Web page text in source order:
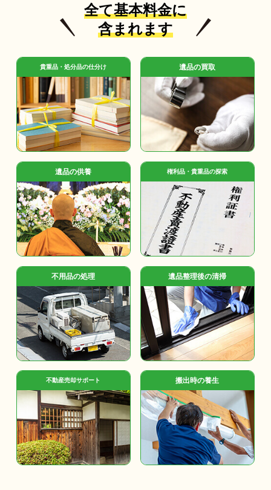
全て基本料金に
含まれます
貴重品・処分品の仕分け 遺品の買取
遺品の供養 権利品・貴重品の探索
不用品の処理 遺品整理後の清掃
不動産売却サポート 搬出時の養生